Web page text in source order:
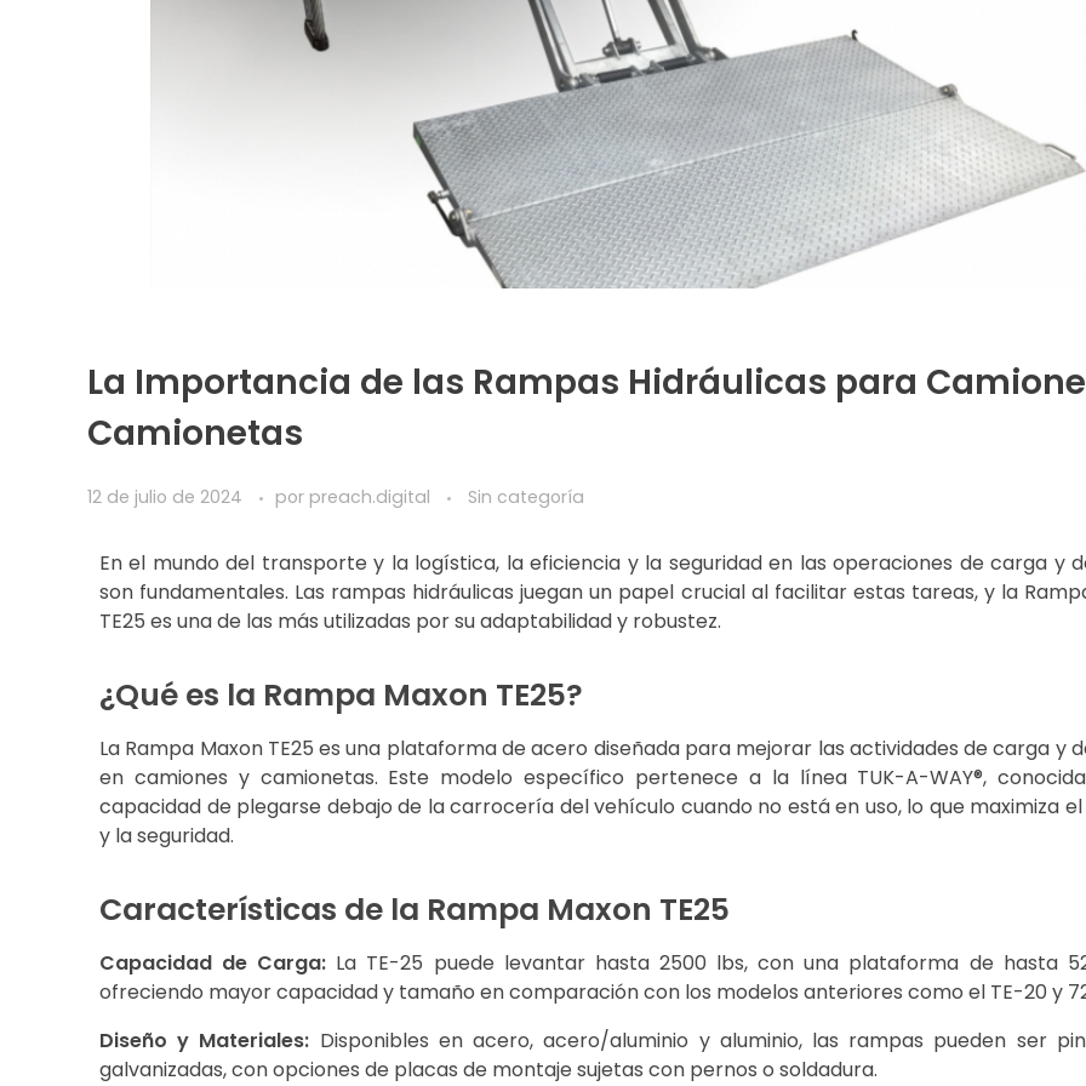
La Importancia de las Rampas Hidráulicas para
Camionetas
12 de julio de 2024 por preach.digital Sin categoría
En el mundo del transporte y la logística, la eficiencia y la seguridad en las operaciones de carga y
son fundamentales. Las rampas hidráulicas juegan un papel crucial al facilitar estas tareas, y la
TE25 es una de las más utilizadas por su adaptabilidad y robustez.
¿Qué es la Rampa Maxon TE25?
La Rampa Maxon TE25 es una plataforma de acero diseñada para mejorar las actividades de carga y
en camiones y camionetas. Este modelo específico pertenece a la línea TUK-A-WAY®,
capacidad de plegarse debajo de la carrocería del vehículo cuando no está en uso, lo que maximiza
y la seguridad.
Características de la Rampa Maxon TE25
Capacidad de Carga: La TE-25 puede levantar hasta 2500 lbs, con una plataforma de hasta
ofreciendo mayor capacidad y tamaño en comparación con los modelos anteriores como el TE-20 y
Diseño y Materiales: Disponibles en acero, acero/aluminio y aluminio, las rampas pueden ser
galvanizadas, con opciones de placas de montaje sujetas con pernos o soldadura.